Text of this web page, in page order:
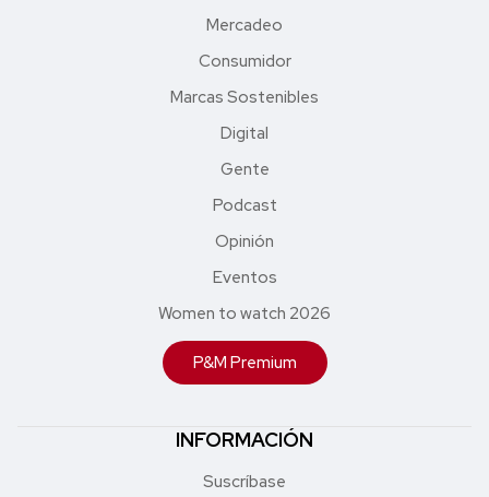
Mercadeo
Consumidor
Marcas Sostenibles
Digital
Gente
Podcast
Opinión
Eventos
Women to watch 2026
P&M Premium
INFORMACIÓN
Suscríbase